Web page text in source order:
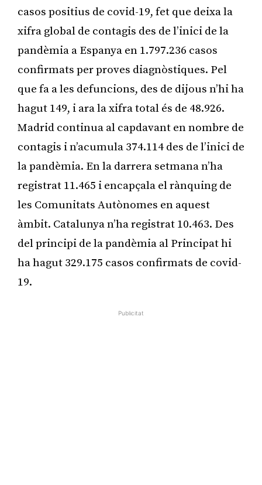
casos positius de covid-19, fet que deixa la
xifra global de contagis des de l’inici de la
pandèmia a Espanya en 1.797.236 casos
confirmats per proves diagnòstiques. Pel
que fa a les defuncions, des de dijous n’hi ha
hagut 149, i ara la xifra total és de 48.926.
Madrid continua al capdavant en nombre de
contagis i n’acumula 374.114 des de l’inici de
la pandèmia. En la darrera setmana n’ha
registrat 11.465 i encapçala el rànquing de
les Comunitats Autònomes en aquest
àmbit. Catalunya n’ha registrat 10.463. Des
del principi de la pandèmia al Principat hi
ha hagut 329.175 casos confirmats de covid-
19.
Publicitat